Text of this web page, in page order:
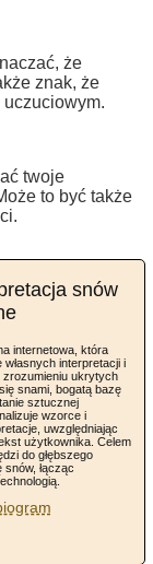
że
znak, że
twoje
to być także
snów
internetowa, która
interpretacji i
zrozumieniu ukrytych
snami, bogatą bazę
sztucznej
wzorce i
uwzględniając
użytkownika. Celem
do głębszego
łącząc